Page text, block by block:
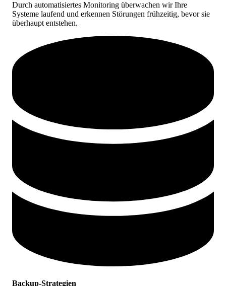
Durch automatisiertes Monitoring überwachen wir Ihre
Systeme laufend und erkennen Störungen frühzeitig, bevor sie
überhaupt entstehen.
Backup-Strategien